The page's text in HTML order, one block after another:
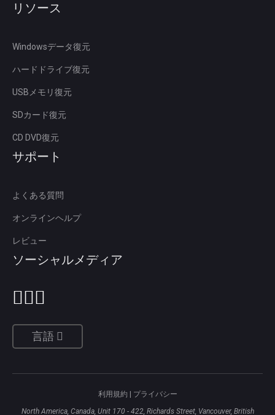
リソース
Windowsデータ復元
ハードドライブ復元
USBメモリ復元
SDカード復元
CD DVD復元
サポート
よくある質問
オンラインヘルプ
レビュー
ソーシャルメディア
言語
利用規約
プライバシー
North America, Canada, Unit 170 - 422, Richards Street, Vancouver, British